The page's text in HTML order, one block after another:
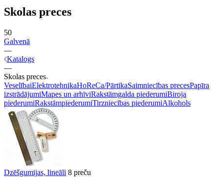
Skolas preces
50
Galvenā
—
Katalogs
—
Skolas preces
VeselībaiElektrotehnikaHoReCa/PārtikaSaimniecības precesPapīra
izstrādājumiMapes un arhīviRakstāmgalda piederumiBiroja
piederumiRakstāmpiederumiTirzniecības piederumiAlkohols
Dzēšgumijas, lineāli 8 preču